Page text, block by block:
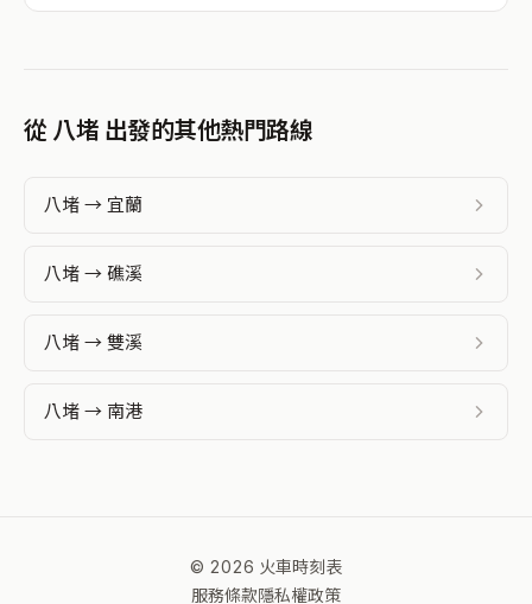
從 八堵 出發的其他熱門路線
八堵 → 宜蘭
八堵 → 礁溪
八堵 → 雙溪
八堵 → 南港
© 2026 火車時刻表
服務條款隱私權政策